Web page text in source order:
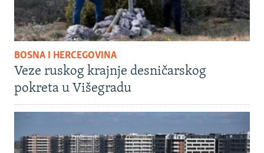
BOSNA I HERCEGOVINA
Veze ruskog krajnje desničarskog
pokreta u Višegradu